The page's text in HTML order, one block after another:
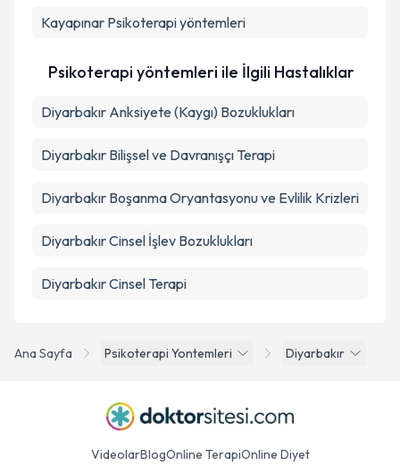
Metni'ni okudum ve kişisel verilerimin belirtilen
Ana Sayfa Psikoterapi Yontemleri Diyarbakır
Kayapınar Psikoterapi yöntemleri
Psikoterapi yöntemleri ile İlgili Hastalıklar
Diyarbakır Anksiyete (Kaygı) Bozuklukları
Diyarbakır Bilişsel ve Davranışçı Terapi
Diyarbakır Boşanma Oryantasyonu ve Evlilik Krizleri
Diyarbakır Cinsel İşlev Bozuklukları
Diyarbakır Cinsel Terapi
VideolarBlogOnline TerapiOnline Diyet